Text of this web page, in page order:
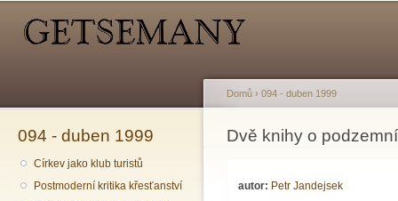
094 - duben 1999
Církev jako klub turistů
Postmoderní kritika křesťanství
Jste zde
Domů › 094 - duben 1999
Dvě knihy o
autor: Petr Jandejsek